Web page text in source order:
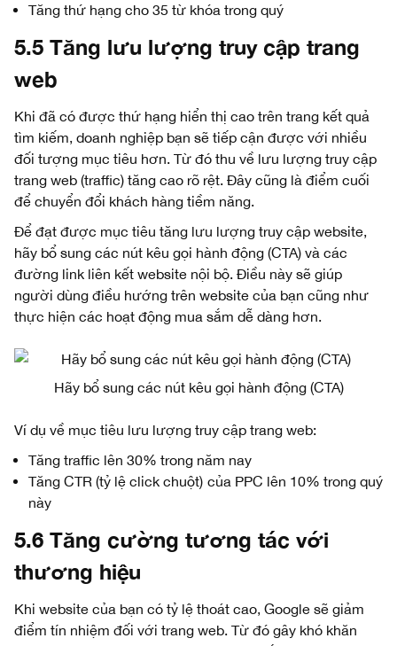
Tăng thứ hạng cho 35 từ khóa trong quý
5.5 Tăng lưu lượng truy cập trang
web
Khi đã có được thứ hạng hiển thị cao trên trang kết quả
tìm kiếm, doanh nghiệp bạn sẽ tiếp cận được với nhiều
đối tượng mục tiêu hơn. Từ đó thu về lưu lượng truy cập
trang web (traffic) tăng cao rõ rệt. Đây cũng là điểm cuối
để chuyển đổi khách hàng tiềm năng.
Để đạt được mục tiêu tăng lưu lượng truy cập website,
hãy bổ sung các nút kêu gọi hành động (CTA) và các
đường link liên kết website nội bộ. Điều này sẽ giúp
người dùng điều hướng trên website của bạn cũng như
thực hiện các hoạt động mua sắm dễ dàng hơn.
Hãy bổ sung các nút kêu gọi hành động (CTA)
Ví dụ về mục tiêu lưu lượng truy cập trang web:
Tăng traffic lên 30% trong năm nay
Tăng CTR (tỷ lệ click chuột) của PPC lên 10% trong quý
này
5.6 Tăng cường tương tác với
thương hiệu
Khi website của bạn có tỷ lệ thoát cao, Google sẽ giảm
điểm tín nhiệm đối với trang web. Từ đó gây khó khăn